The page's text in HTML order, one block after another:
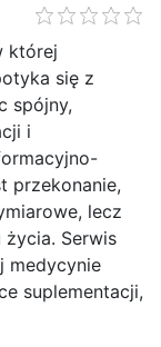
której
się z
spójny,
i
przekonanie,
lecz
życia. Serwis
medycynie
suplementacji,